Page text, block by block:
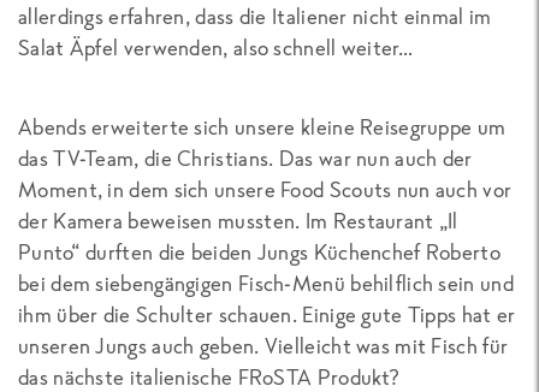
allerdings erfahren, dass die Italiener nicht einmal im
Salat Äpfel verwenden, also schnell weiter…
Abends erweiterte sich unsere kleine Reisegruppe um
das TV-Team, die Christians. Das war nun auch der
Moment, in dem sich unsere Food Scouts nun auch vor
der Kamera beweisen mussten. Im Restaurant „Il
Punto“ durften die beiden Jungs Küchenchef Roberto
bei dem siebengängigen Fisch-Menü behilflich sein und
ihm über die Schulter schauen. Einige gute Tipps hat er
unseren Jungs auch geben. Vielleicht was mit Fisch für
das nächste italienische FRoSTA Produkt?